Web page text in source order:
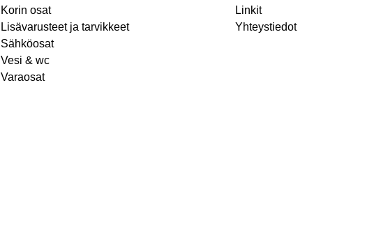
Korin osat
Lisävarusteet ja tarvikkeet
Sähköosat
Vesi & wc
Varaosat
Linkit
Yhteystiedot